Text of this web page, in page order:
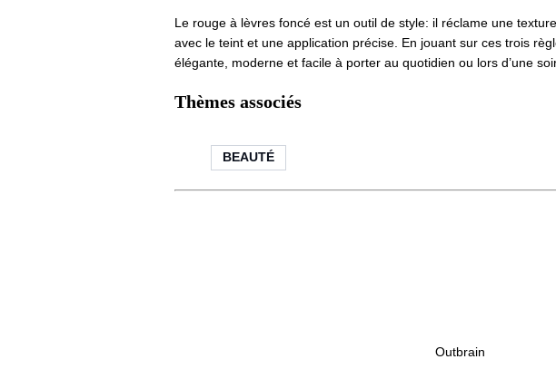
Le rouge à lèvres foncé est un outil de style: il réclame une
avec le teint et une application précise. En jouant sur ces trois
élégante, moderne et facile à porter au quotidien ou lors d’une
Thèmes associés
BEAUTÉ
Outbrain